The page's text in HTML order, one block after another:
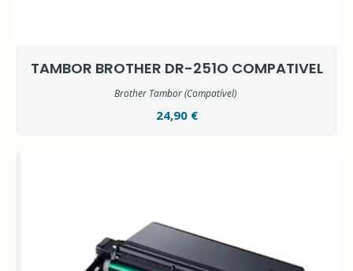
TAMBOR BROTHER DR-251O COMPATIVEL
Brother Tambor (Compatível)
24,90 €